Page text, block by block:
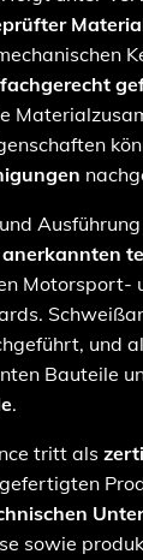
fachgerecht
anerkannten
Motorsport-
und
Bauteile
.
tritt als
sowie